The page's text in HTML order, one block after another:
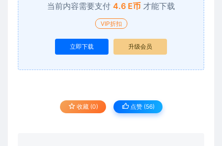
当前内容需要支付 4.6 E币 才能下载
VIP折扣
立即下载 升级会员
收藏 (0) 点赞 (56)